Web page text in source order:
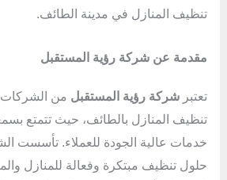
تنظيف المنازل في مدينة الطائف.
مقدمة عن شركة رؤية المستقبل
تعتبر شركة رؤية المستقبل من الشركات
تنظيف المنازل بالطائف، حيث تتمتع
خدمات عالية الجودة للعملاء. تأسست
حلول تنظيف مبتكرة وفعالة للمنازل